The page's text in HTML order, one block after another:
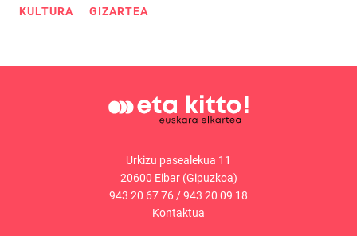
KULTURA GIZARTEA
Urkizu pasealekua 11
20600 Eibar (Gipuzkoa)
943 20 67 76 /943 20 09 18
Kontaktua